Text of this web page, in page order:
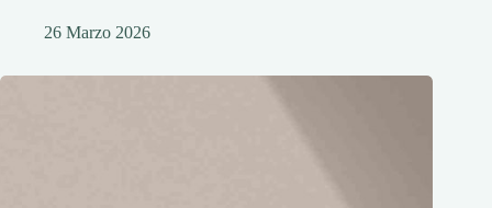
26 Marzo 2026